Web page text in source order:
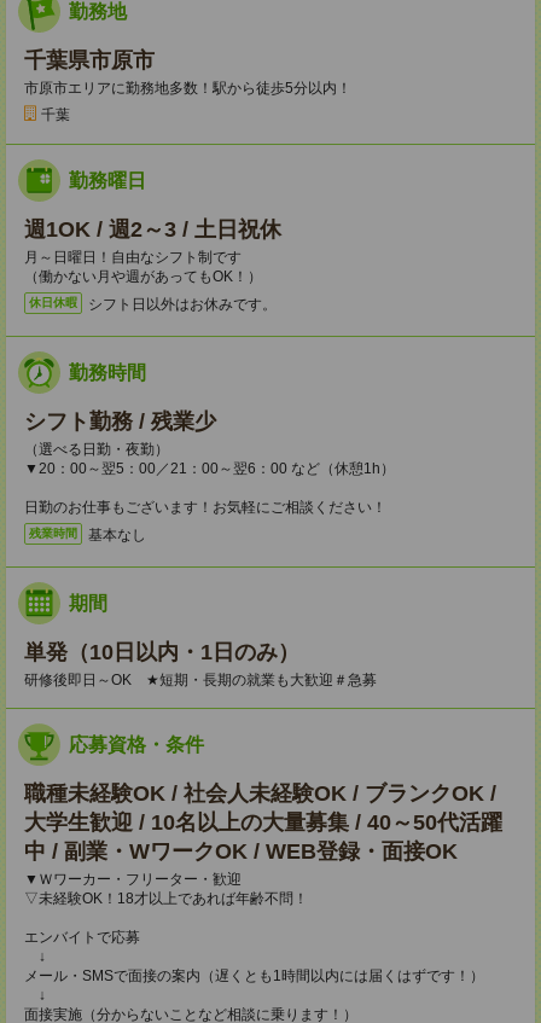
勤務地
千葉県市原市
市原市エリアに勤務地多数！駅から徒歩5分以内！
千葉
勤務曜日
週1OK / 週2～3 / 土日祝休
月～日曜日！自由なシフト制です
（働かない月や週があってもOK！）
休日休暇 シフト日以外はお休みです。
勤務時間
シフト勤務 / 残業少
（選べる日勤・夜勤）
▼20：00～翌5：00／21：00～翌6：00 など（休憩1h）
日勤のお仕事もございます！お気軽にご相談ください！
残業時間 基本なし
期間
単発（10日以内・1日のみ）
研修後即日～OK ★短期・長期の就業も大歓迎＃急募
応募資格・条件
職種未経験OK / 社会人未経験OK / ブランクOK /
大学生歓迎 / 10名以上の大量募集 / 40～50代活躍
中 / 副業・WワークOK / WEB登録・面接OK
▼Ｗワーカー・フリーター・歓迎
▽未経験OK！18才以上であれば年齢不問！
エンバイトで応募
↓
メール・SMSで面接の案内（遅くとも1時間以内には届くはずです！）
↓
面接実施（分からないことなど相談に乗ります！）